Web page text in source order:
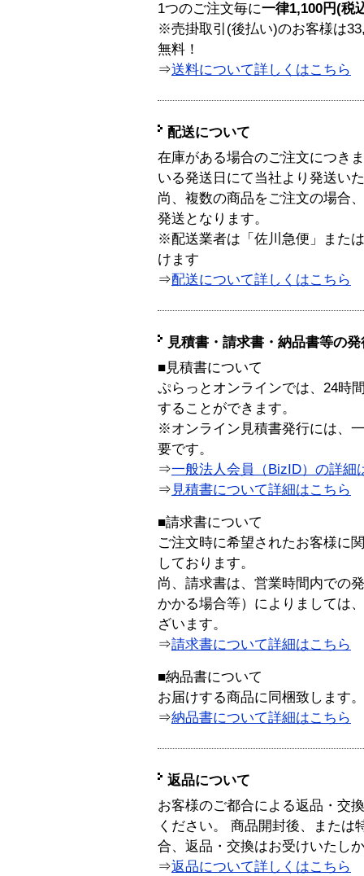
1つのご注文毎に一律1,100円(税
※売掛取引(後払い)のお客様は
無料！
⇒送料について詳しくはこちら
配送について
在庫がある場合のご注文につき
いる発送日にて当社より発送い
尚、複数の商品をご注文の場合
発送となります。
※配送業者は「佐川急便」また
けます
⇒配送について詳しくはこちら
見積書・請求書・納品書等の
■見積書について
ぷらっとオンラインでは、24時
することができます。
※オンライン見積書発行には、
要です。
⇒一般法人会員（BizID）の詳細
⇒ 見積書について詳細はこちら
■請求書について
ご注文時に希望されたお客様に
しております。
尚、請求書は、営業時間内での
かかる場合等）によりましては
ざいます。
⇒請求書について詳細はこちら
■納品書について
お届けする商品に同梱致します。
⇒納品書について詳細はこちら
返品について
お客様のご都合による返品・交
ください。 商品開封後、または
合、返品・交換はお受けいたし
⇒返品について詳しくはこちら